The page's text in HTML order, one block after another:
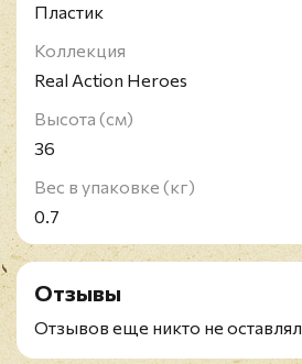
Пластик
Коллекция
Real Action Heroes
Высота (см)
36
Вес в упаковке (кг)
0.7
Отзывы
Отзывов еще никто не оставлял